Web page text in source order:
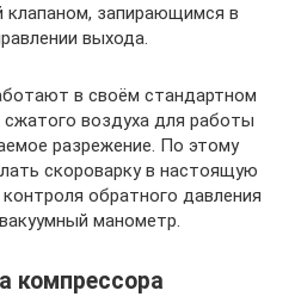
клапаном, запирающимся в
выхода.
в своём стандартном
воздуха для работы
разрежение. По этому
скороварку в настоящую
обратного давления
манометр.
компрессора